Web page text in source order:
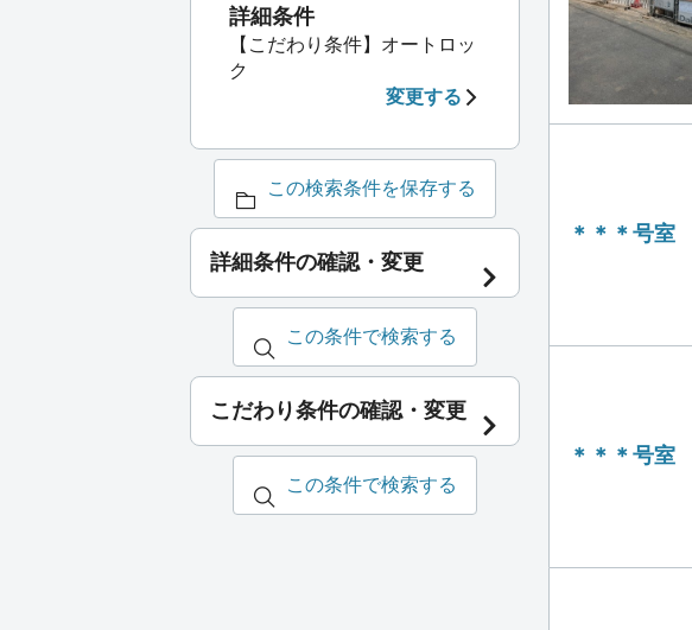
＊＊＊号室
＊＊＊号室
詳細条件
【こだわり条件】オートロッ
ク
変更する
この検索条件を保存する
詳細条件の確認・変更
この条件で検索する
こだわり条件の確認・変更
この条件で検索する